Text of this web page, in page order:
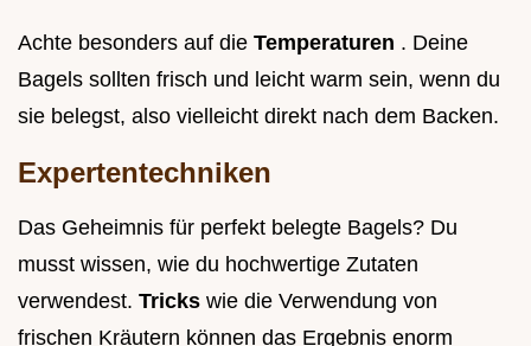
Achte besonders auf die Temperaturen . Deine
Bagels sollten frisch und leicht warm sein, wenn du
sie belegst, also vielleicht direkt nach dem Backen.
Expertentechniken
Das Geheimnis für perfekt belegte Bagels? Du
musst wissen, wie du hochwertige Zutaten
verwendest. Tricks wie die Verwendung von
frischen Kräutern können das Ergebnis enorm